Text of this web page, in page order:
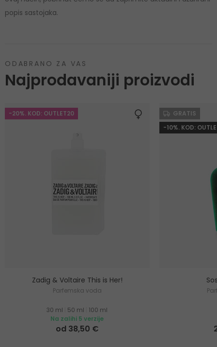
popis sastojaka.
ODABRANO ZA VAS
Najprodavaniji proizvodi
-20%. KOD: OUTLET20
Zadig & Voltaire This is Her!
Parfemska voda
30 ml 50 ml
100 ml
Na zalihi 5 verzije
od 38,50 €
GRATIS
-10%. KOD: